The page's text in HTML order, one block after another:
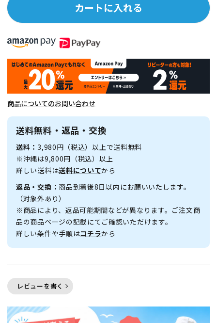
カートに入れる
商品についてのお問い合わせ
送料無料・返品・交換
送料：3,980円（税込）以上で送料無料
※沖縄は9,800円（税込）以上
詳しい送料は送料についてから
返品・交換： 商品到着後8日以内にお願いいたします。
（対象外あり）
※商品により、返品可能期間などが異なります。ご注文商
品の商品ページの記載にてご確認いただけます。
詳しい条件や手順はコチラから
レビューを書く